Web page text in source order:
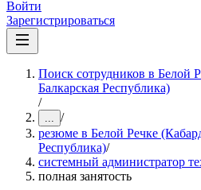
Войти
Зарегистрироваться
Поиск сотрудников в Белой
Балкарская Республика)
/
... /
резюме в Белой Речке
Республика)/
системный администратор
полная занятость